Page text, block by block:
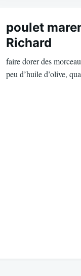
de
l’article
poulet
Richard
faire dorer des
peu d’huile d’olive,